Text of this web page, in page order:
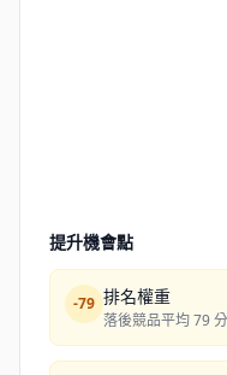
提升機會點
-79 排名權重
落後競品平均 79